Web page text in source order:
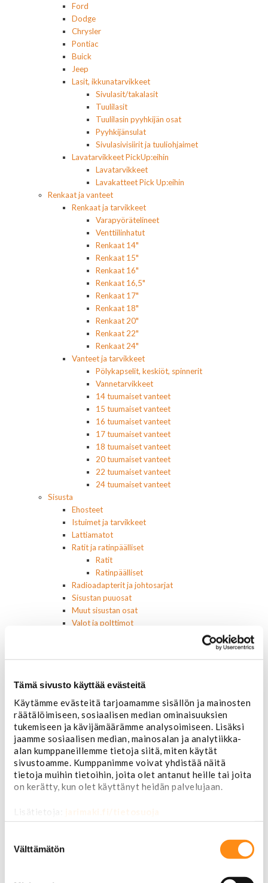
Tämä sivusto käyttää evästeitä
Käytämme evästeitä tarjoamamme sisällön ja mainosten
räätälöimiseen, sosiaalisen median ominaisuuksien
tukemiseen ja kävijämäärämme analysoimiseen. Lisäksi
jaamme sosiaalisen median, mainosalan ja analytiikka-
alan kumppaneillemme tietoja siitä, miten käytät
sivustoamme. Kumppanimme voivat yhdistää näitä
tietoja muihin tietoihin, joita olet antanut heille tai joita
on kerätty, kun olet käyttänyt heidän palvelujaan.
Lisätietoja: jarimaki.fi/tietosuoja
valinta
Välttämätön
Ford
Dodge
Chrysler
Pontiac
Buick
Jeep
Lasit, ikkunatarvikkeet
Sivulasit/takalasit
Tuulilasit
Tuulilasin pyyhkijän osat
Pyyhkijänsulat
Sivulasivisiirit ja tuuliohjaimet
Lavatarvikkeet PickUp:eihin
Lavatarvikkeet
Lavakatteet Pick Up:eihin
Renkaat ja vanteet
Renkaat ja tarvikkeet
Varapyörätelineet
Venttiilinhatut
Renkaat 14"
Renkaat 15"
Renkaat 16"
Renkaat 16,5"
Renkaat 17"
Renkaat 18"
Renkaat 20"
Renkaat 22"
Renkaat 24"
Vanteet ja tarvikkeet
Pölykapselit, keskiöt, spinnerit
Vannetarvikkeet
14 tuumaiset vanteet
15 tuumaiset vanteet
16 tuumaiset vanteet
17 tuumaiset vanteet
18 tuumaiset vanteet
20 tuumaiset vanteet
22 tuumaiset vanteet
24 tuumaiset vanteet
Sisusta
Ehosteet
Istuimet ja tarvikkeet
Lattiamatot
Ratit ja ratinpäälliset
Ratit
Ratinpäälliset
Radioadapterit ja johtosarjat
Sisustan puuosat
Muut sisustan osat
Valot ja polttimot
Cadillac
Corvette
Chevrolet muut
Chrysler
Dodge
Ford P/U
Ford muut
Lincoln
Hummer
Jeep
Cadillac
Chevrolet